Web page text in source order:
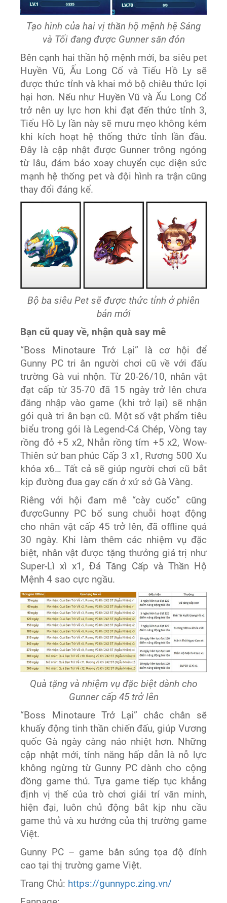
Tạo hình của hai vị thần hộ mệnh hệ Sáng
và Tối đang được Gunner săn đón
Bên cạnh hai thần hộ mệnh mới, ba siêu pet
Huyền Vũ, Ấu Long Cổ và Tiểu Hồ Ly sẽ
được thức tỉnh và khai mở bộ chiêu thức lợi
hại hơn. Nếu như Huyền Vũ và Ấu Long Cổ
trở nên uy lực hơn khi đạt đến thức tỉnh 3,
Tiểu Hồ Ly lần này sẽ mưu mẹo không kém
khi kích hoạt hệ thống thức tỉnh lần đầu.
Đây là cập nhật được Gunner trông ngóng
từ lâu, đảm bảo xoay chuyển cục diện sức
mạnh hệ thống pet và đội hình ra trận cũng
thay đổi đáng kể.
Bộ ba siêu Pet sẽ được thức tỉnh ở phiên
bản mới
Bạn cũ quay về, nhận quà say mê
“Boss Minotaure Trở Lại” là cơ hội để
Gunny PC tri ân người chơi cũ về với đấu
trường Gà vui nhộn. Từ 20-26/10, nhân vật
đạt cấp từ 35-70 đã 15 ngày trở lên chưa
đăng nhập vào game (khi trở lại) sẽ nhận
gói quà tri ân bạn cũ. Một số vật phẩm tiêu
biểu trong gói là Legend-Cá Chép, Vòng tay
rồng đỏ +5 x2, Nhẫn rồng tím +5 x2, Wow-
Thiên sứ ban phúc Cấp 3 x1, Rương 500 Xu
khóa x6… Tất cả sẽ giúp người chơi cũ bắt
kịp đường đua gay cấn ở xứ sở Gà Vàng.
Riêng với hội đam mê “cày cuốc” cũng
đượcGunny PC bổ sung chuỗi hoạt động
cho nhân vật cấp 45 trở lên, đã offline quá
30 ngày. Khi làm thêm các nhiệm vụ đặc
biệt, nhân vật được tặng thưởng giá trị như
Super-Lì xì x1, Đá Tăng Cấp và Thần Hộ
Mệnh 4 sao cực ngầu.
Quà tặng và nhiệm vụ đặc biệt dành cho
Gunner cấp 45 trở lên
“Boss Minotaure Trở Lại” chắc chắn sẽ
khuấy động tinh thần chiến đấu, giúp Vương
quốc Gà ngày càng náo nhiệt hơn. Những
cập nhật mới, tính năng hấp dẫn là nỗ lực
không ngừng từ Gunny PC dành cho cộng
đồng game thủ. Tựa game tiếp tục khẳng
định vị thế của trò chơi giải trí văn minh,
hiện đại, luôn chủ động bắt kịp nhu cầu
game thủ và xu hướng của thị trường game
Việt.
Gunny PC – game bắn súng tọa độ đỉnh
cao tại thị trường game Việt.
Trang Chủ: https://gunnypc.zing.vn/